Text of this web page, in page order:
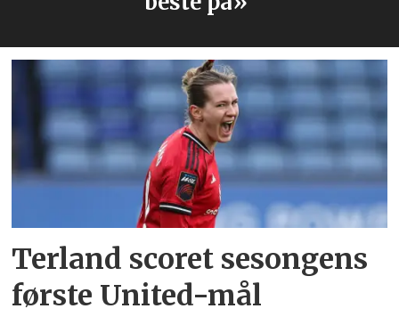
Terland scoret sesongens
første United-mål